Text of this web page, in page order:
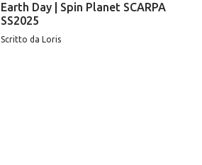
Earth Day | Spin Planet SCARPA
SS2025
Scritto da Loris